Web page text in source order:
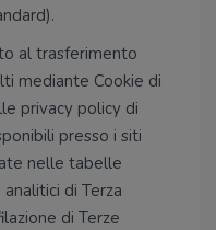
al trasferimento
mediante Cookie di
privacy policy di
presso i siti
nelle tabelle
di Terza
di Terze